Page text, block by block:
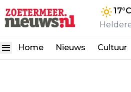
17°C
Home Nieuws Cultuur